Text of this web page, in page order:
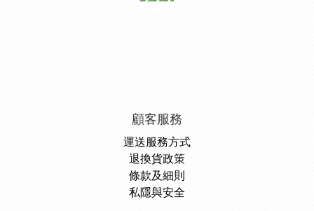
顧客服務
運送服務方式
退換貨政策
條款及細則
私隱與安全